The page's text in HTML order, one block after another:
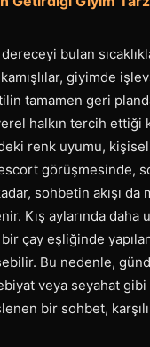
bulan
giyimde
tamamen geri
halkın tercih ettiği
renk uyumu,
escort görüşmesinde,
sohbetin akışı da
Kış aylarında daha
çay eşliğinde
Bu nedenle,
veya seyahat
bir sohbet,